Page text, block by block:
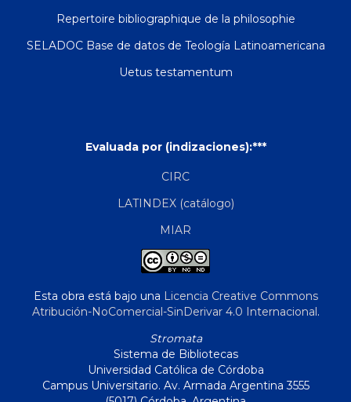
Repertoire bibliographique de la philosophie
SELADOC Base de datos de Teología Latinoamericana
Uetus testamentum
Evaluada por (indizaciones):***
CIRC
LATINDEX (catálogo)
MIAR
Esta obra está bajo una Licencia Creative Commons
Atribución-NoComercial-SinDerivar 4.0 Internacional.
Stromata
Sistema de Bibliotecas
Universidad Católica de Córdoba
Campus Universitario. Av. Armada Argentina 3555